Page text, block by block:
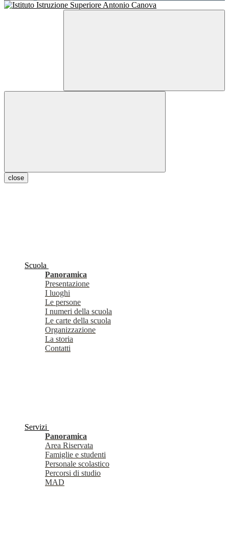
close
Scuola
Panoramica
Presentazione
I luoghi
Le persone
I numeri della scuola
Le carte della scuola
Organizzazione
La storia
Contatti
Servizi
Panoramica
Area Riservata
Famiglie e studenti
Personale scolastico
Percorsi di studio
MAD